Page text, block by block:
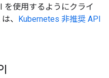
を使用するようにクライ
、 Kubernetes 非推奨 API